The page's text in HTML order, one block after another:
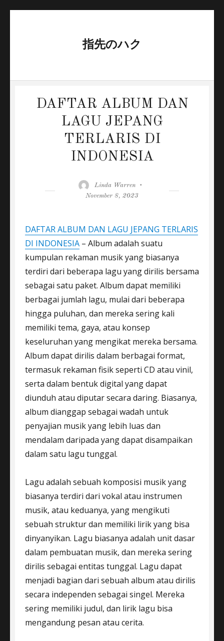
指先のハク
DAFTAR ALBUM DAN
LAGU JEPANG
TERLARIS DI
INDONESIA
Author
Linda Warren
November 8, 2023
DAFTAR ALBUM DAN LAGU JEPANG TERLARIS
DI INDONESIA – Album adalah suatu
kumpulan rekaman musik yang biasanya
terdiri dari beberapa lagu yang dirilis bersama
sebagai satu paket. Album dapat memiliki
berbagai jumlah lagu, mulai dari beberapa
hingga puluhan, dan mereka sering kali
memiliki tema, gaya, atau konsep
keseluruhan yang mengikat mereka bersama.
Album dapat dirilis dalam berbagai format,
termasuk rekaman fisik seperti CD atau vinil,
serta dalam bentuk digital yang dapat
diunduh atau diputar secara daring. Biasanya,
album dianggap sebagai wadah untuk
penyajian musik yang lebih luas dan
mendalam daripada yang dapat disampaikan
dalam satu lagu tunggal.
Lagu adalah sebuah komposisi musik yang
biasanya terdiri dari vokal atau instrumen
musik, atau keduanya, yang mengikuti
sebuah struktur dan memiliki lirik yang bisa
dinyanyikan. Lagu biasanya adalah unit dasar
dalam pembuatan musik, dan mereka sering
dirilis sebagai entitas tunggal. Lagu dapat
menjadi bagian dari sebuah album atau dirilis
secara independen sebagai singel. Mereka
sering memiliki judul, dan lirik lagu bisa
mengandung pesan atau cerita.